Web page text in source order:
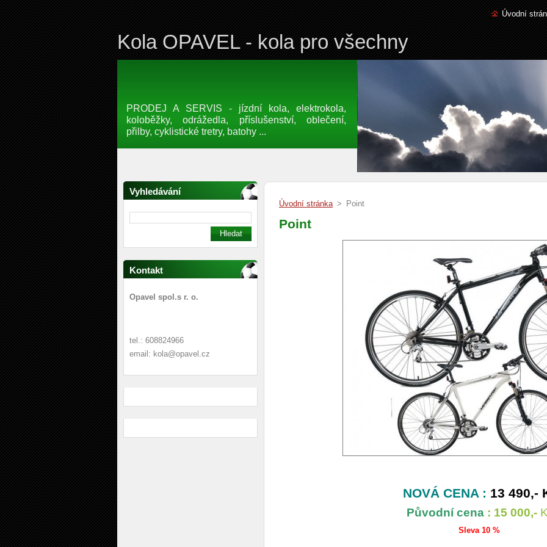
Úvodní
Kola OPAVEL - kola pro všechny
PRODEJ A SERVIS - jízdní kola, elektrokola,
koloběžky, odrážedla, příslušenství, oblečení,
přilby, cyklistické tretry, batohy ...
Vyhledávání
Kontakt
Opavel spol.s r. o.
tel.: 608824966
email: kola@opavel.cz
Úvodní stránka > Point
Point
NOVÁ CENA : 13 490,-
Původní cena : 15 000,-
Sleva 10 %